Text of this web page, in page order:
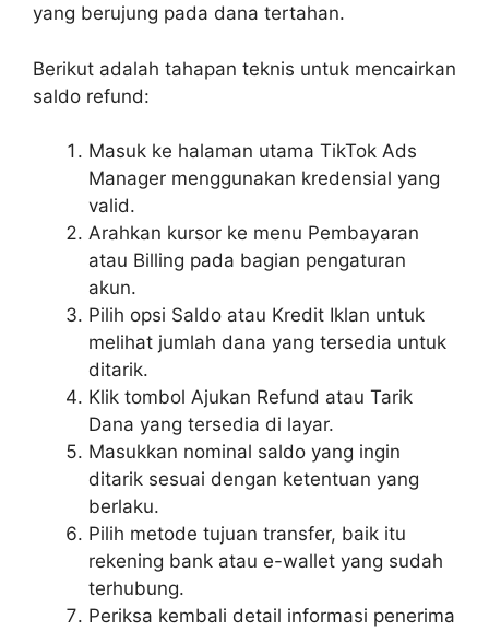
yang berujung pada dana tertahan.
Berikut adalah tahapan teknis untuk mencairkan
saldo refund:
Masuk ke halaman utama TikTok Ads
Manager menggunakan kredensial yang
valid.
Arahkan kursor ke menu Pembayaran
atau Billing pada bagian pengaturan
akun.
Pilih opsi Saldo atau Kredit Iklan untuk
melihat jumlah dana yang tersedia untuk
ditarik.
Klik tombol Ajukan Refund atau Tarik
Dana yang tersedia di layar.
Masukkan nominal saldo yang ingin
ditarik sesuai dengan ketentuan yang
berlaku.
Pilih metode tujuan transfer, baik itu
rekening bank atau e-wallet yang sudah
terhubung.
Periksa kembali detail informasi penerima